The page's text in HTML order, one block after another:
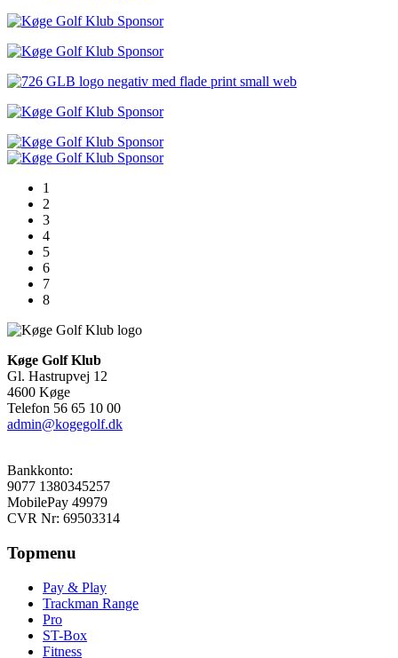
1
2
3
4
5
6
7
8
Køge Golf Klub
Gl. Hastrupvej 12
4600 Køge
Telefon 56 65 10 00
admin@kogegolf.dk
Bankkonto:
9077 1380345257
MobilePay 49979
CVR Nr: 69503314
Topmenu
Pay & Play
Trackman Range
Pro
ST-Box
Fitness